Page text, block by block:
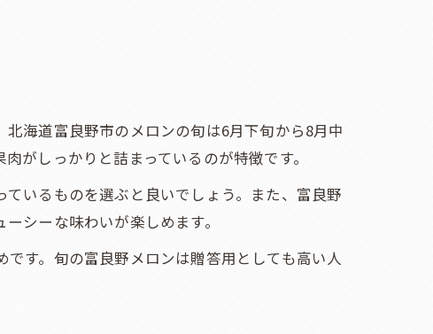
海道富良野市のメロンの旬は6月下旬から8月中
がしっかりと詰まっているのが特徴です。
いるものを選ぶと良いでしょう。また、富良野
シーな味わいが楽しめます。
す。旬の富良野メロンは贈答用としても高い人